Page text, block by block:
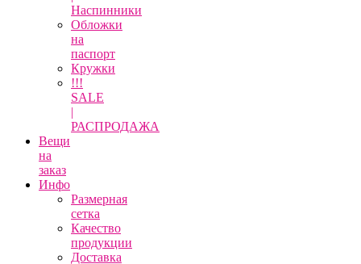
Наспинники
Обложки
на
паспорт
Кружки
!!!
SALE
|
РАСПРОДАЖА
Вещи
на
заказ
Инфо
Размерная
сетка
Качество
продукции
Доставка